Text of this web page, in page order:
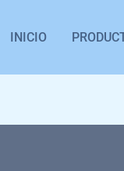
INICIO